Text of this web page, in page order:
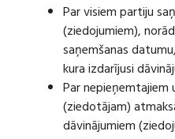
Par visiem partiju
(ziedojumiem),
saņemšanas
kura izdarījusi
Par nepieņemtajiem
(ziedotājam)
dāvinājumiem